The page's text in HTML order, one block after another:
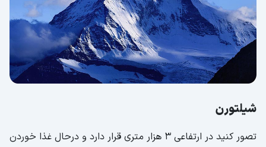
شیلتورن
تصور کنید در ارتفاعی 3 هزار متری قرار دارد و درحال غذا خوردن